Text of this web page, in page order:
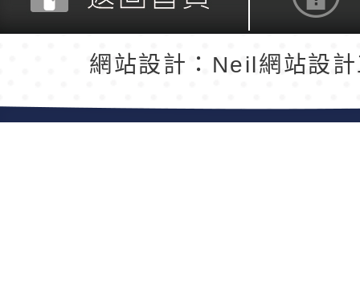
返回頂端
網站設計：Neil網站設